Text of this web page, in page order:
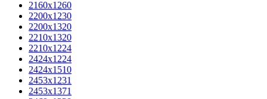
2160х1260
2200х1230
2200х1320
2210x1320
2210х1224
2424х1224
2424х1510
2453х1231
2453х1371